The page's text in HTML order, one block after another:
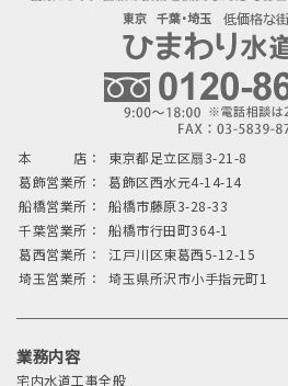
本 店：
東京都足立区扇3-21-8
葛飾営業所：
葛飾区西水元4-14-14
船橋営業所：
船橋市藤原3-28-33
千葉営業所：
船橋市行田町364-1
葛西営業所：
江戸川区東葛西5-12-15
埼玉営業所：
埼玉県所沢市小手指元町1
業務内容
宅内水道工事全般